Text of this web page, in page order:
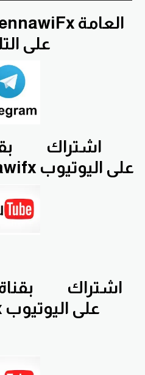
على
اشتراك
التعليمية Hennawifx على اليوتيوب
اشتراك
Hennawifx على اليوتيوب